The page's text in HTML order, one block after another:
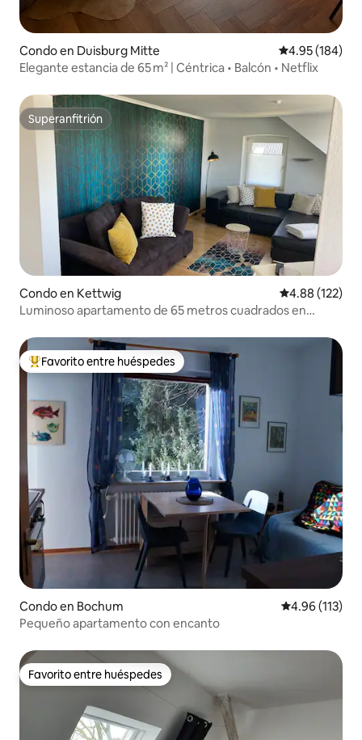
Condo en Duisburg Mitte Calificación
4.95 (184)
Elegante estancia de 65 m² | Céntrica • Balcón • Netflix
Superanfitrión
Superanfitrión
Condo en Kettwig Calificación
4.88 (122)
Luminoso apartamento de 65 metros cuadrados en
Favorito entre huéspedes preferido
Favorito entre huéspedes
Condo en Bochum Calificación
4.96 (113)
Pequeño apartamento con encanto
Favorito entre huéspedes
Favorito entre huéspedes